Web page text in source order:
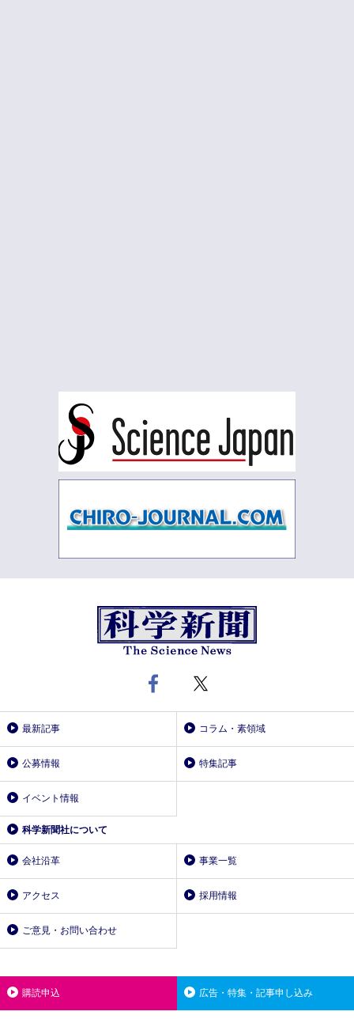
最新記事 コラム・素領域
公募情報 特集記事
イベント情報
科学新聞社について
会社沿革 事業一覧
アクセス 採用情報
ご意見・お問い合わせ
購読申込 広告・特集・記事申し込み